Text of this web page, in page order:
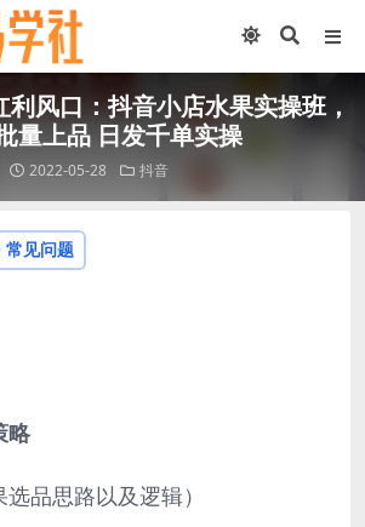
风口：抖音小店水果实操班，
量上品 日发千单实操
2022-05-28 抖音
常见问题
略
品思路以及逻辑）